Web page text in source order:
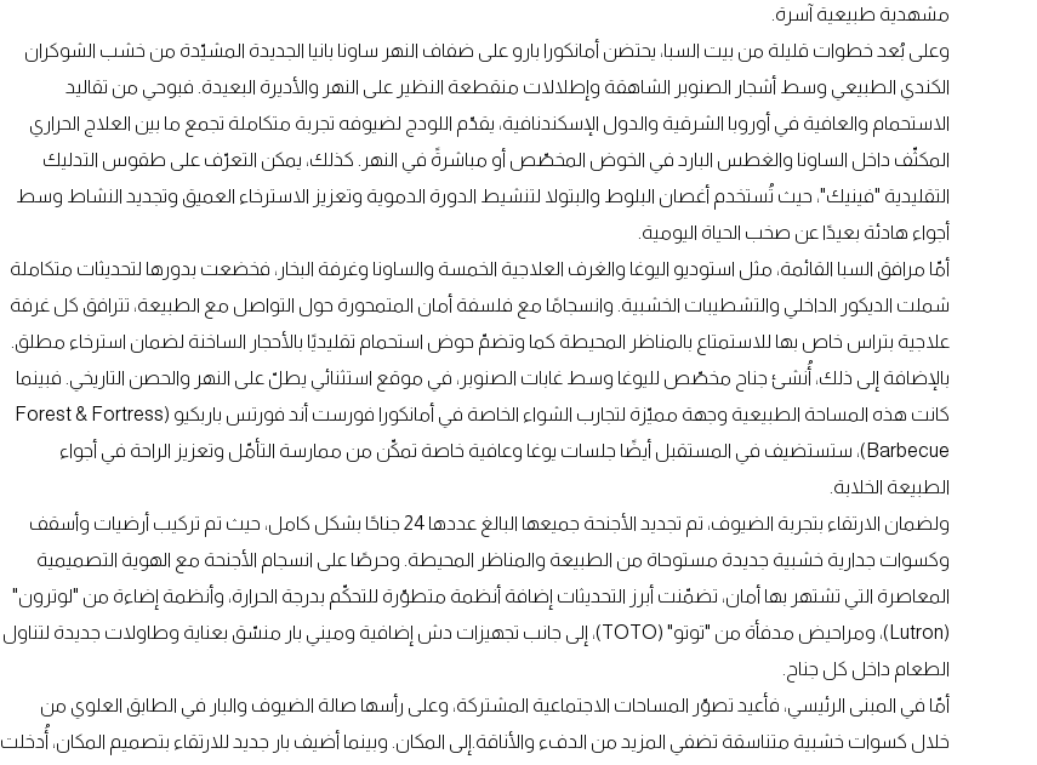
مشهدية طبيعية آسرة.
وعلى بُعد خطوات قليلة من بيت السبا، يحتضن أمانكورا بارو على ضفاف النهر ساونا بانيا الجديدة المشيّدة من خشب الشوكران
الكندي الطبيعي وسط أشجار الصنوبر الشاهقة وإطلالات منقطعة النظير على النهر والأديرة البعيدة. فبوحي من تقاليد
الاستحمام والعافية في أوروبا الشرقية والدول الإسكندنافية، يقدّم اللودج لضيوفه تجربة متكاملة تجمع ما بين العلاج الحراري
المكثّف داخل الساونا والغطس البارد في الخوض المخصّص أو مباشرةً في النهر. كذلك، يمكن التعرّف على طقوس التدليك
التقليدية "فينيك"، حيث تُستخدم أغصان البلوط والبتولا لتنشيط الدورة الدموية وتعزيز الاسترخاء العميق وتجديد النشاط وسط
أجواء هادئة بعيدًا عن صخب الحياة اليومية.
أمّا مرافق السبا القائمة، مثل استوديو اليوغا والغرف العلاجية الخمسة والساونا وغرفة البخار، فخضعت بدورها لتحديثات متكاملة
شملت الديكور الداخلي والتشطيبات الخشبية. وانسجامًا مع فلسفة أمان المتمحورة حول التواصل مع الطبيعة، تترافق كل غرفة
علاجية بتراس خاص بها للاستمتاع بالمناظر المحيطة كما وتضمّ حوض استحمام تقليديًا بالأحجار الساخنة لضمان استرخاء مطلق.
بالإضافة إلى ذلك، أُنشئ جناح مخصّص لليوغا وسط غابات الصنوبر، في موقع استثنائي يطلّ على النهر والحصن التاريخي. فبينما
كانت هذه المساحة الطبيعية وجهة مميّزة لتجارب الشواء الخاصة في أمانكورا فورست أند فورتس باربكيو (Forest & Fortress
Barbecue)، ستستضيف في المستقبل أيضًا جلسات يوغا وعافية خاصة تمكّن من ممارسة التأمّل وتعزيز الراحة في أجواء
الطبيعة الخلابة.
ولضمان الارتقاء بتجربة الضيوف، تم تجديد الأجنحة جميعها البالغ عددها 24 جناحًا بشكل كامل، حيث تم تركيب أرضيات وأسقف
وكسوات جدارية خشبية جديدة مستوحاة من الطبيعة والمناظر المحيطة. وحرصًا على انسجام الأجنحة مع الهوية التصميمية
المعاصرة التي تشتهر بها أمان، تضمّنت أبرز التحديثات إضافة أنظمة متطوّرة للتحكّم بدرجة الحرارة، وأنظمة إضاءة من "لوترون"
(Lutron)، ومراحيض مدفأة من "توتو" (TOTO)، إلى جانب تجهيزات دش إضافية وميني بار منسّق بعناية وطاولات جديدة لتناول
الطعام داخل كل جناح.
أمّا في المبنى الرئيسي، فأعيد تصوّر المساحات الاجتماعية المشتركة، وعلى رأسها صالة الضيوف والبار في الطابق العلوي من
خلال كسوات خشبية متناسقة تضفي المزيد من الدفء والأناقة.إلى المكان. وبينما أضيف بار جديد للارتقاء بتصميم المكان، أُدخلت